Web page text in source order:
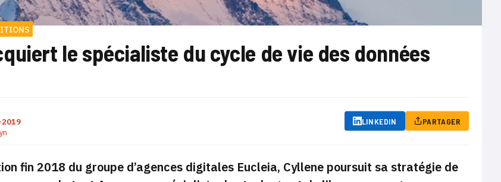
le spécialiste du cycle de vie des données
LINKEDIN PARTAGER
fin 2018 du groupe d’agences digitales Eucleia, Cyllene poursuit sa stratégie de